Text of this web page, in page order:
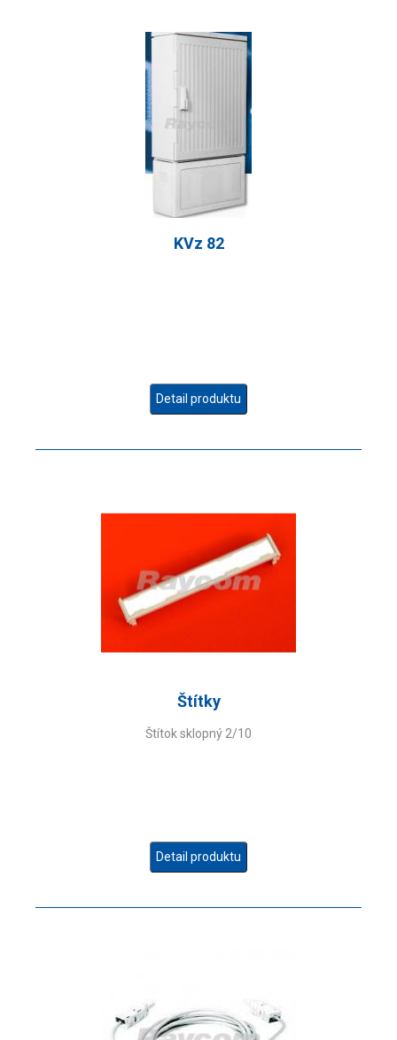
KVz 82
Detail produktu
Štítky
Štítok sklopný 2/10
Detail produktu